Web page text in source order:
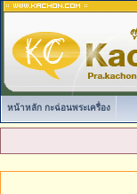
หน้าหลัก กะฉ่อนพระเครื่อง